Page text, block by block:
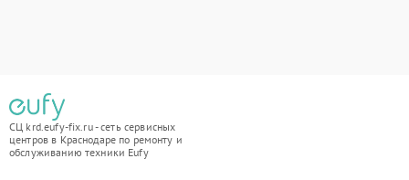
СЦ krd.eufy-fix.ru - сеть сервисных
центров в Краснодаре по ремонту и
обслуживанию техники Eufy